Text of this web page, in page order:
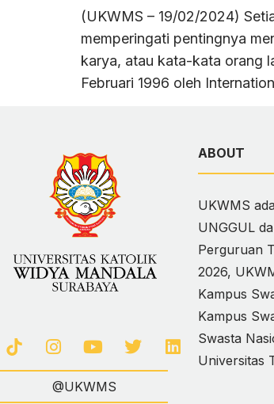
(UKWMS – 19/02/2024)
memperingati pentingnya
karya, atau kata-kata orang
Februari 1996 oleh
@UKWMS
ABOUT
UKWMS
UNGGUL
Perguruan
2026,
Kampus
Kampus
Swasta
Universitas